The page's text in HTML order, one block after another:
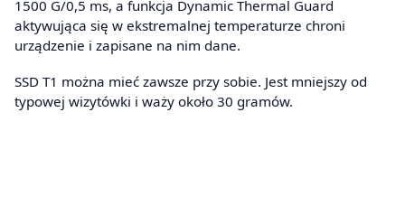
1500 G/0,5 ms, a funkcja Dynamic Thermal Guard
aktywująca się w ekstremalnej temperaturze chroni
urządzenie i zapisane na nim dane.
SSD T1 można mieć zawsze przy sobie. Jest mniejszy od
typowej wizytówki i waży około 30 gramów.